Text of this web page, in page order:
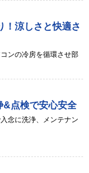
！涼しさと快適さ
ンの冷房を循環させ部
&点検で安心安全
念に洗浄、メンテナン